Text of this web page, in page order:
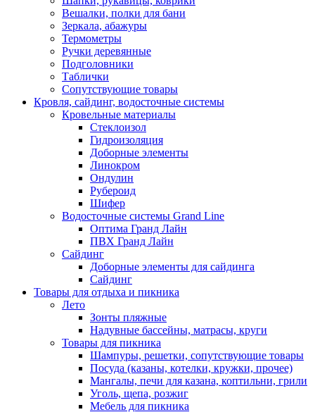
Вешалки, полки для бани
Зеркала, абажуры
Термометры
Ручки деревянные
Подголовники
Таблички
Сопутствующие товары
Кровля, сайдинг, водосточные системы
Кровельные материалы
Стеклоизол
Гидроизоляция
Доборные элементы
Линокром
Ондулин
Рубероид
Шифер
Водосточные системы Grand Line
Оптима Гранд Лайн
ПВХ Гранд Лайн
Сайдинг
Доборные элементы для сайдинга
Сайдинг
Товары для отдыха и пикника
Лето
Зонты пляжные
Надувные бассейны, матрасы, круги
Товары для пикника
Шампуры, решетки, сопутствующие товары
Посуда (казаны, котелки, кружки, прочее)
Мангалы, печи для казана, коптильни, грили
Уголь, щепа, розжиг
Мебель для пикника